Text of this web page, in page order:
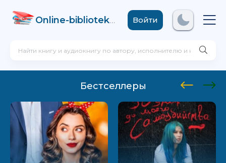
Online-biblioteka .comВойти
Бестселлеры